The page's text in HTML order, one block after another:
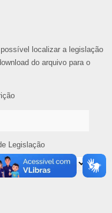
localizar a legislação
do arquivo para o
Legislação